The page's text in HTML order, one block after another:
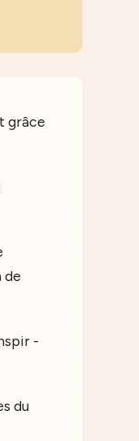
grâce
de
-
du